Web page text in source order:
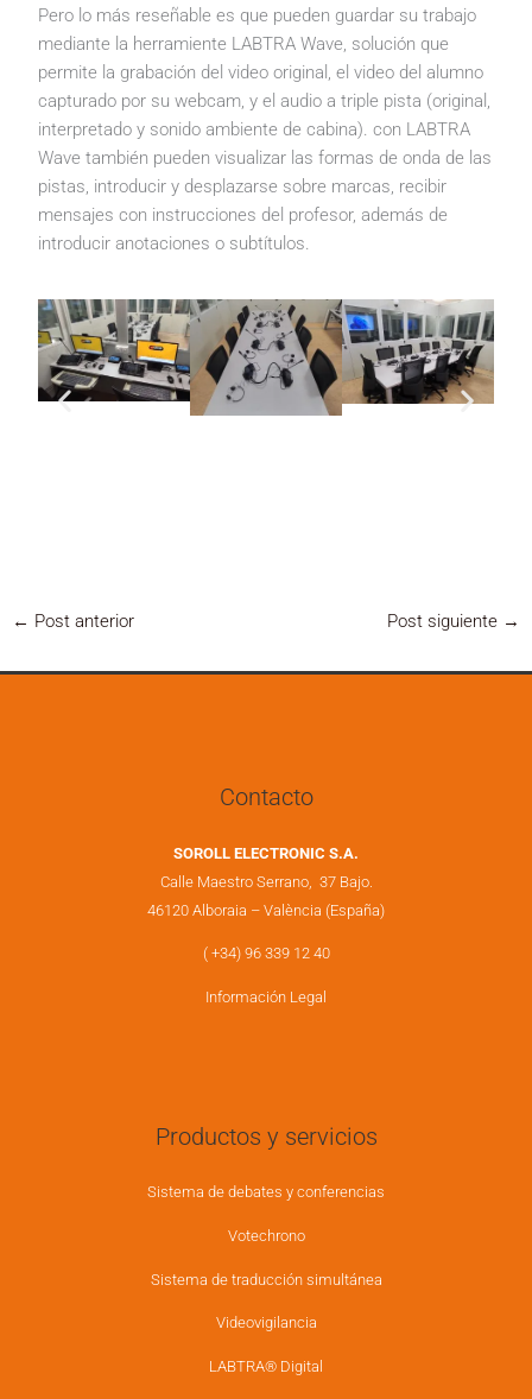
Pero lo más reseñable es que pueden guardar su trabajo
mediante la herramiente LABTRA Wave, solución que
permite la grabación del video original, el video del alumno
capturado por su webcam, y el audio a triple pista (original,
interpretado y sonido ambiente de cabina). con LABTRA
Wave también pueden visualizar las formas de onda de las
pistas, introducir y desplazarse sobre marcas, recibir
mensajes con instrucciones del profesor, además de
introducir anotaciones o subtítulos.
← Post anterior Post siguiente →
Contacto
SOROLL ELECTRONIC S.A.
Calle Maestro Serrano, 37 Bajo.
46120 Alboraia – València (España)
( +34) 96 339 12 40
Información Legal
Productos y servicios
Sistema de debates y conferencias
Votechrono
Sistema de traducción simultánea
Videovigilancia
LABTRA® Digital